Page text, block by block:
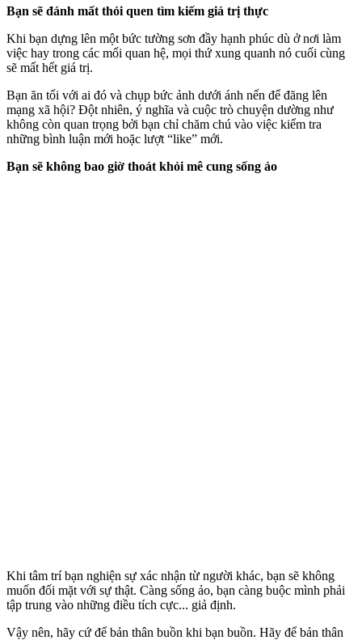
Bạn sẽ đánh mất thói quen tìm kiếm giá trị thực
Khi bạn dựng lên một bức tường sơn đầy hạnh phúc dù ở nơi làm
việc hay trong các mối quan hệ, mọi thứ xung quanh nó cuối cùng
sẽ mất hết giá trị.
Bạn ăn tối với ai đó và chụp bức ảnh dưới ánh nến để đăng lên
mạng xã hội? Đột nhiên, ý nghĩa và cuộc trò chuyện dường như
không còn quan trọng bởi bạn chỉ chăm chú vào việc kiểm tra
những bình luận mới hoặc lượt “like” mới.
Bạn sẽ không bao giờ thoát khỏi mê cung sống ảo
Khi tâm trí bạn nghiện sự xác nhận từ người khác, bạn sẽ không
muốn đối mặt với sự thật. Càng sống ảo, bạn càng buộc mình phải
tập trung vào những điều tích cực... giả định.
Vậy nên, hãy cứ để bản thân buồn khi bạn buồn. Hãy để bản thân